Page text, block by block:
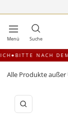
zum
InhaltNavigation
●BITTE NACH
Alle Produkte außer
Zoom